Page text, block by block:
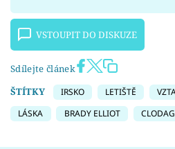
VSTOUPIT DO DISKUZE
Sdílejte článek
ŠTÍTKY
IRSKO LETIŠTĚ
LÁSKA
BRADY ELLIOT